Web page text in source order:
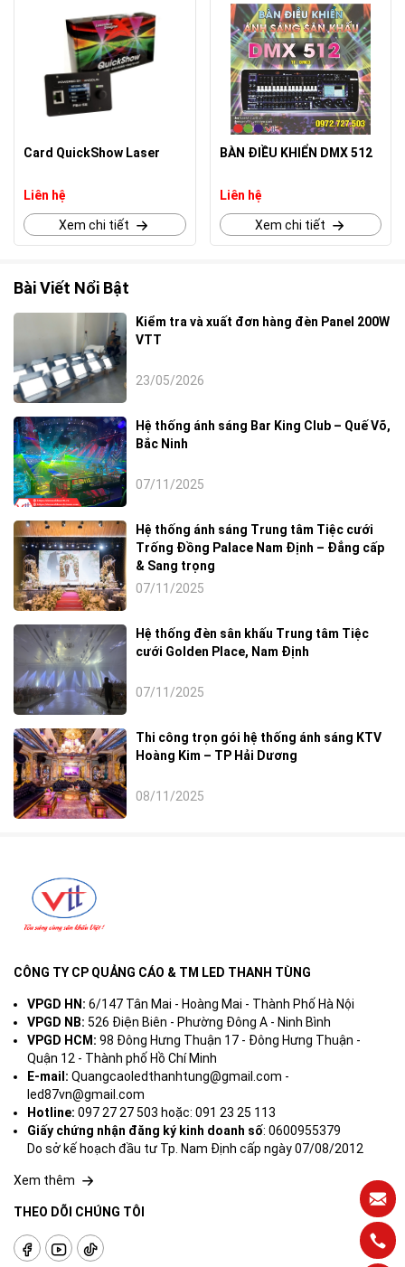
Card QuickShow Laser
Liên hệ
Xem chi tiết
BÀN ĐIỀU KHIỂN DMX 512
Liên hệ
Xem chi tiết
Bài Viết Nổi Bật
Kiểm tra và xuất đơn hàng đèn Panel 200W
VTT
23/05/2026
Hệ thống ánh sáng Bar King Club – Quế Võ,
Bắc Ninh
07/11/2025
Hệ thống ánh sáng Trung tâm Tiệc cưới
Trống Đồng Palace Nam Định – Đẳng cấp
& Sang trọng
07/11/2025
Hệ thống đèn sân khấu Trung tâm Tiệc
cưới Golden Place, Nam Định
07/11/2025
Thi công trọn gói hệ thống ánh sáng KTV
Hoàng Kim – TP Hải Dương
08/11/2025
CÔNG TY CP QUẢNG CÁO & TM LED THANH TÙNG
VPGD HN: 6/147 Tân Mai - Hoàng Mai - Thành Phố Hà Nội
VPGD NB: 526 Điện Biên - Phường Đông A - Ninh Bình
VPGD HCM: 98 Đông Hưng Thuận 17 - Đông Hưng Thuận -
Quận 12 - Thành phố Hồ Chí Minh
E-mail: Quangcaoledthanhtung@gmail.com -
led87vn@gmail.com
Hotline: 097 27 27 503 hoặc: 091 23 25 113
Giấy chứng nhận đăng ký kinh doanh số: 0600955379
Do sở kế hoạch đầu tư Tp. Nam Định cấp ngày 07/08/2012
Xem thêm
THEO DÕI CHÚNG TÔI